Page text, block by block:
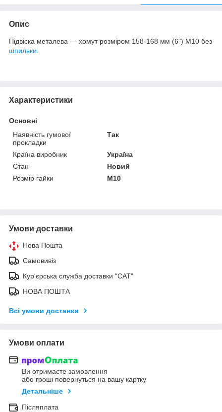
Опис
Підвіска металева — хомут розміром 158-168 мм (6") М10 без
шпильки
Характеристики
Основні
Наявність гумової
прокладки
Так
Країна виробник
Україна
Стан
Новий
Розмір гайки
М10
Умови доставки
Нова Пошта
Самовивіз
Кур'єрська служба доставки "САТ"
НОВА ПОШТА
Всі умови доставки
Умови оплати
Ви отримаєте замовлення
або гроші повернуться на вашу картку
Детальніше
Післяплата